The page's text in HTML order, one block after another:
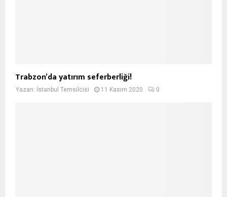
Trabzon’da yatırım seferberliği!
Yazan: İstanbul Temsilcisi 11 Kasım 2020 0